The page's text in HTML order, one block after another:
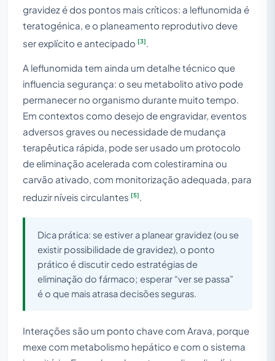
gravidez é dos pontos mais críticos: a leflunomida é
teratogénica, e o planeamento reprodutivo deve
ser explícito e antecipado [3]
A leflunomida tem ainda um detalhe técnico que
influencia segurança: o seu metabolito ativo pode
permanecer no organismo durante muito tempo.
Em contextos como desejo de engravidar, eventos
adversos graves ou necessidade de mudança
terapêutica rápida, pode ser usado um protocolo
de eliminação acelerada com colestiramina ou
carvão ativado, com monitorização adequada, para
reduzir níveis circulantes [5]
Dica prática: se estiver a planear gravidez (ou se
existir possibilidade de gravidez), o ponto
prático é discutir cedo estratégias de
eliminação do fármaco; esperar “ver se passa”
é o que mais atrasa decisões seguras.
Interações são um ponto chave com Arava, porque
mexe com metabolismo hepático e com o sistema